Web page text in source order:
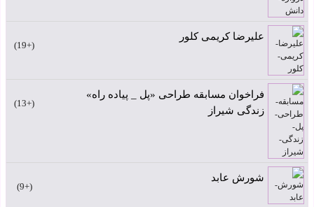
علیرضا کریمی کلور
+19
فراخوان مسابقه طراحی «پل _ پیاده راه»
زندگی شیراز
+13
شورش عابد
+9